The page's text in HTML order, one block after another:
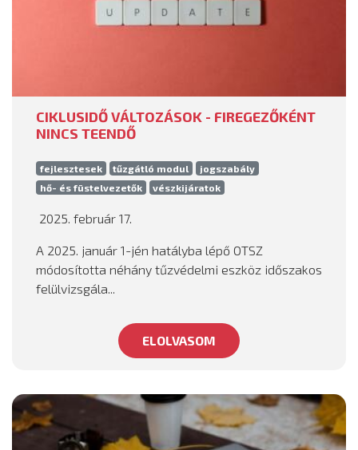
CIKLUSIDŐ VÁLTOZÁSOK - FIREGEZŐKÉNT
NINCS TEENDŐ
fejlesztesek tűzgátló modul
jogszabály
hő- és füstelvezetők
vészkijáratok
2025. február 17.
A 2025. január 1-jén hatályba lépő OTSZ
módosította néhány tűzvédelmi eszköz időszakos
felülvizsgála...
ELOLVASOM